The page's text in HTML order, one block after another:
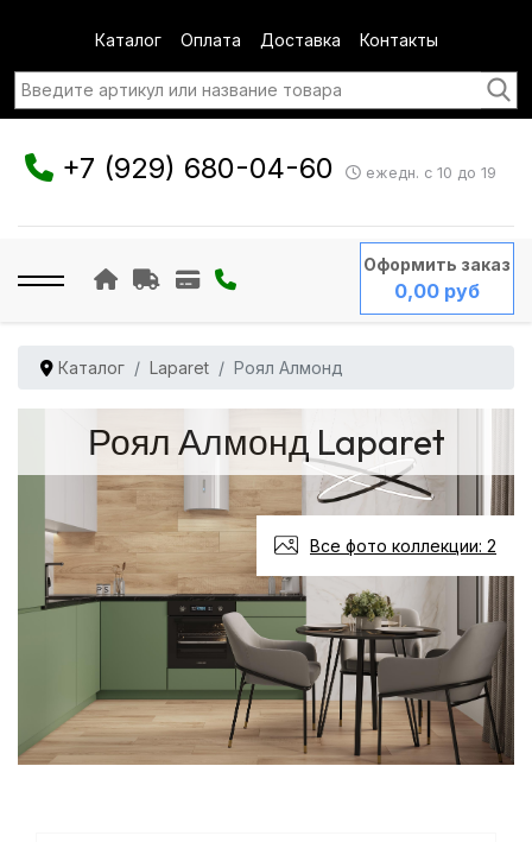
Каталог Оплата Доставка Контакты
+7 (929) 680-04-60 ежедн. с 10 до 19
Оформить заказ
0,00 руб
Каталог Laparet Роял Алмонд
Роял Алмонд Laparet
Все фото коллекции: 2